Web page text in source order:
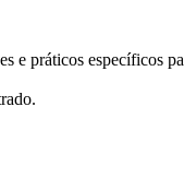
e práticos específicos